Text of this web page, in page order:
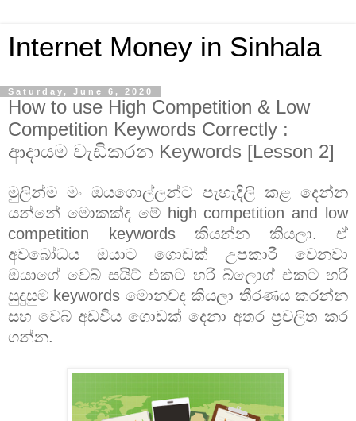
Internet Money in Sinhala
Saturday, June 6, 2020
How to use High Competition & Low
Competition Keywords Correctly :
ආදායම වැඩිකරන Keywords [Lesson 2]
මුලින්ම මං ඔයගොල්ලන්ට පැහැදිලි කළ දෙන්න
යන්නේ මොකක්ද මේ high competition and low
competition keywords කියන්න කියලා. ඒ
අවබෝධය ඔයාට ගොඩක් උපකාරී වෙනවා
ඔයාගේ වෙබ් සයිට් එකට හරි බ්ලොග් එකට හරි
සුදුසුම keywords මොනවද කියලා තීරණය කරන්න
සහ වෙබ් අඩවිය ගොඩක් දෙනා අතර ප්‍රචලිත කර
ගන්න.